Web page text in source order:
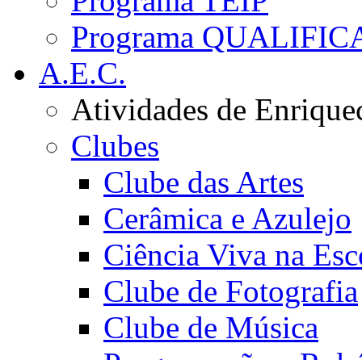
Programa
A.E.C.
Atividades de
Clubes
Clube das Artes
Cerâmica e Azulejo
Ciência Viva na
Clube de Fotografia
Clube de Música